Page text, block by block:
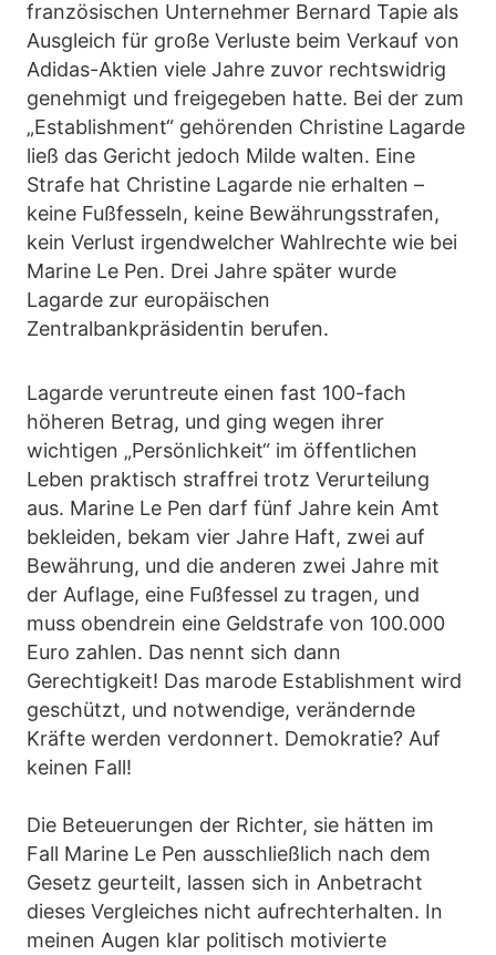
französischen Unternehmer Bernard Tapie als
Ausgleich für große Verluste beim Verkauf von
Adidas-Aktien viele Jahre zuvor rechtswidrig
genehmigt und freigegeben hatte. Bei der zum
„Establishment“ gehörenden Christine Lagarde
ließ das Gericht jedoch Milde walten. Eine
Strafe hat Christine Lagarde nie erhalten –
keine Fußfesseln, keine Bewährungsstrafen,
kein Verlust irgendwelcher Wahlrechte wie bei
Marine Le Pen. Drei Jahre später wurde
Lagarde zur europäischen
Zentralbankpräsidentin berufen.
Lagarde veruntreute einen fast 100-fach
höheren Betrag, und ging wegen ihrer
wichtigen „Persönlichkeit“ im öffentlichen
Leben praktisch straffrei trotz Verurteilung
aus. Marine Le Pen darf fünf Jahre kein Amt
bekleiden, bekam vier Jahre Haft, zwei auf
Bewährung, und die anderen zwei Jahre mit
der Auflage, eine Fußfessel zu tragen, und
muss obendrein eine Geldstrafe von 100.000
Euro zahlen. Das nennt sich dann
Gerechtigkeit! Das marode Establishment wird
geschützt, und notwendige, verändernde
Kräfte werden verdonnert. Demokratie? Auf
keinen Fall!
Die Beteuerungen der Richter, sie hätten im
Fall Marine Le Pen ausschließlich nach dem
Gesetz geurteilt, lassen sich in Anbetracht
dieses Vergleiches nicht aufrechterhalten. In
meinen Augen klar politisch motivierte